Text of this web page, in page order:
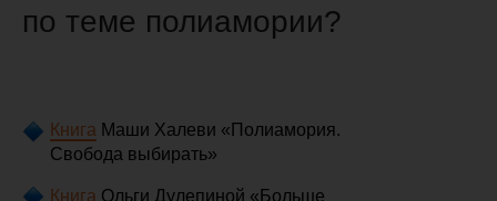
по теме полиамории?
Книга Маши Халеви «Полиамория.
Свобода выбирать»
Книга Ольги Дулепиной «Больше